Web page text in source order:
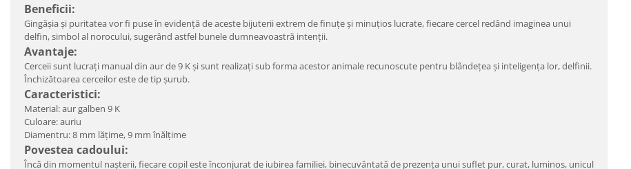
Beneficii:
Gingășia și puritatea vor fi puse în evidență de aceste bijuterii extrem de finuțe și minuțios lucrate, fiecare cercel redând imaginea unui
delfin, simbol al norocului, sugerând astfel bunele dumneavoastră intenții.
Avantaje:
Cerceii sunt lucrați manual din aur de 9 K și sunt realizați sub forma acestor animale recunoscute pentru blândețea și inteligența lor, delfinii.
Închizătoarea cerceilor este de tip șurub.
Caracteristici:
Material: aur galben 9 K
Culoare: auriu
Diamentru: 8 mm lățime, 9 mm înălțime
Povestea cadoului:
Încă din momentul nașterii, fiecare copil este înconjurat de iubirea familiei, binecuvântată de prezența unui suflet pur, curat, luminos, unicul